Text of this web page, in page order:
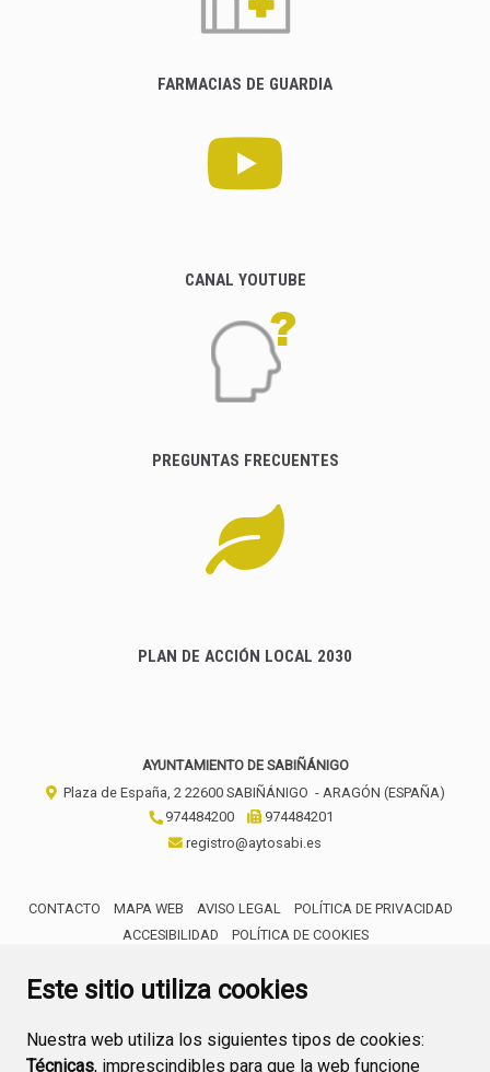
Este sitio utiliza cookies
Nuestra web utiliza los siguientes tipos de cookies:
Técnicas, imprescindibles para que la web funcione
FARMACIAS DE GUARDIA
CANAL YOUTUBE
PREGUNTAS FRECUENTES
PLAN DE ACCIÓN LOCAL 2030
AYUNTAMIENTO DE SABIÑÁNIGO
Plaza de España, 2 22600 SABIÑÁNIGO - ARAGÓN (ESPAÑA)
974484200
974484201
registro@aytosabi.es
CONTACTO MAPA WEB AVISO LEGAL
POLÍTICA DE PRIVACIDAD
ACCESIBILIDAD
POLÍTICA DE COOKIES